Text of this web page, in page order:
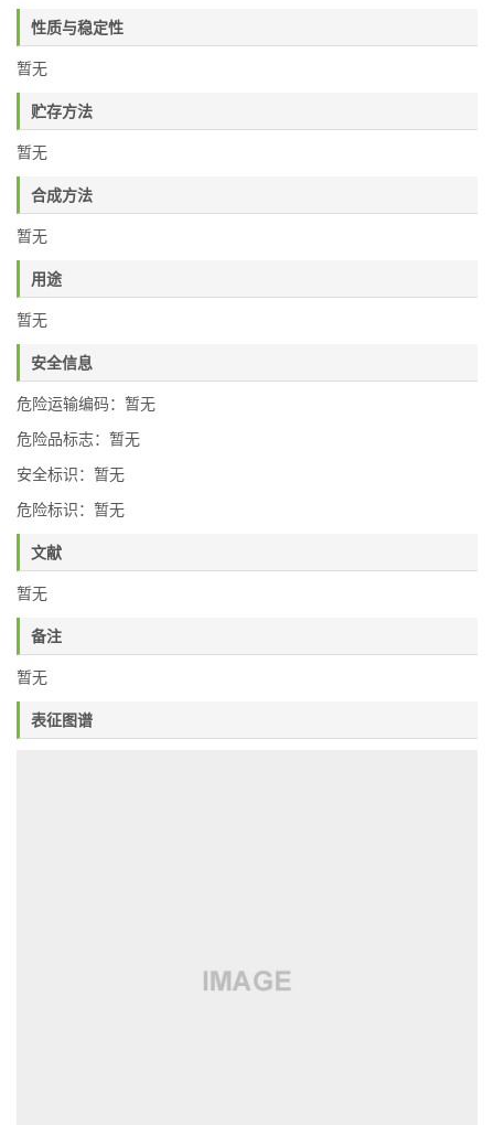
性质与稳定性
暂无
贮存方法
暂无
合成方法
暂无
用途
暂无
安全信息
危险运输编码：暂无
危险品标志：暂无
安全标识：暂无
危险标识：暂无
文献
暂无
备注
暂无
表征图谱